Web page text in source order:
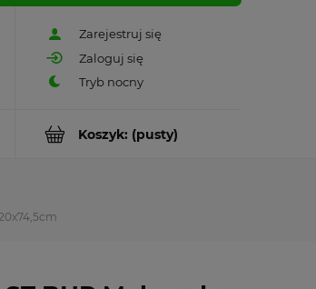
Zarejestruj się
Zaloguj się
Koszyk: (pusty)